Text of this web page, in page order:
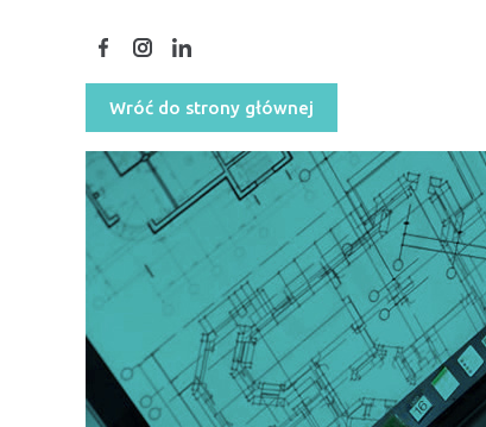
Wróć do strony głównej